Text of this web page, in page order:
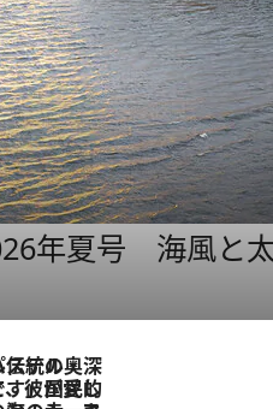
年夏号 海風と